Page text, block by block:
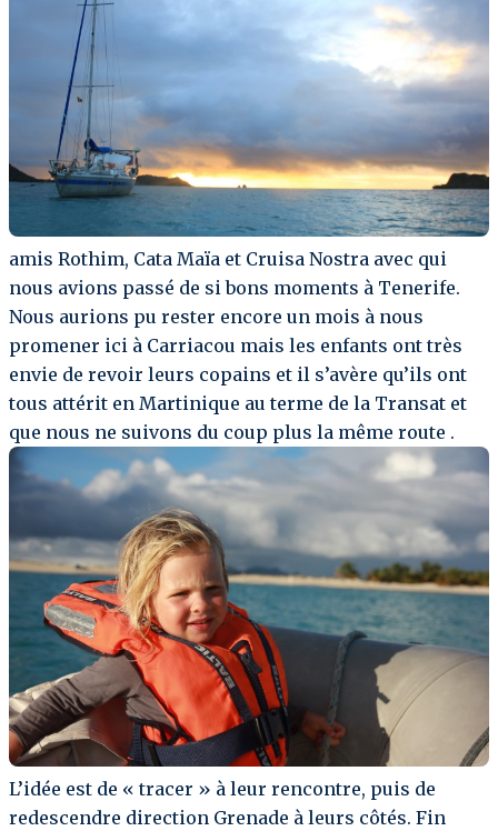
amis Rothim, Cata Maïa et Cruisa Nostra avec qui
nous avions passé de si bons moments à Tenerife.
Nous aurions pu rester encore un mois à nous
promener ici à Carriacou mais les enfants ont très
envie de revoir leurs copains et il s’avère qu’ils ont
tous attérit en Martinique au terme de la Transat et
que nous ne suivons du coup plus la même route .
L’idée est de « tracer » à leur rencontre, puis de
redescendre direction Grenade à leurs côtés. Fin